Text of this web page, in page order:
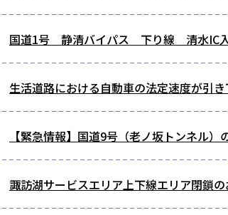
国道1号 静清バイパス 下り線 清水IC
生活道路における自動車の法定速度が引き
【緊急情報】国道9号（老ノ坂トンネル
諏訪湖サービスエリア上下線エリア閉鎖